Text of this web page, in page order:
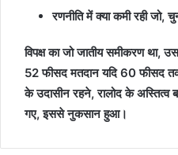
रणनीति में क्या कमी रही जो,
विपक्ष का जो जातीय समीकरण था,
52 फीसद मतदान यदि 60 फीसद तक
के उदासीन रहने, रालोद के अस्तित्व
गए, इससे नुकसान हुआ।